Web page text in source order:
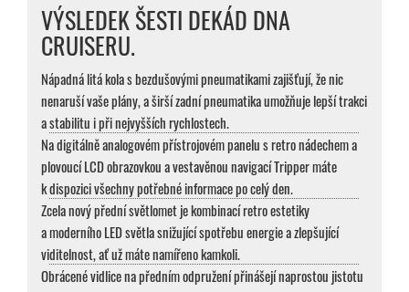
VÝSLEDEK ŠESTI DEKÁD DNA
CRUISERU.
Nápadná litá kola s bezdušovými pneumatikami zajišťují, že nic
nenaruší vaše plány, a širší zadní pneumatika umožňuje lepší trakci
a stabilitu i při nejvyšších rychlostech.
Na digitálně analogovém přístrojovém panelu s retro nádechem a
plovoucí LCD obrazovkou a vestavěnou navigací Tripper máte
k dispozici všechny potřebné informace po celý den.
Zcela nový přední světlomet je kombinací retro estetiky
a moderního LED světla snižující spotřebu energie a zlepšující
viditelnost, ať už máte namířeno kamkoli.
Obrácené vidlice na předním odpružení přinášejí naprostou jistotu